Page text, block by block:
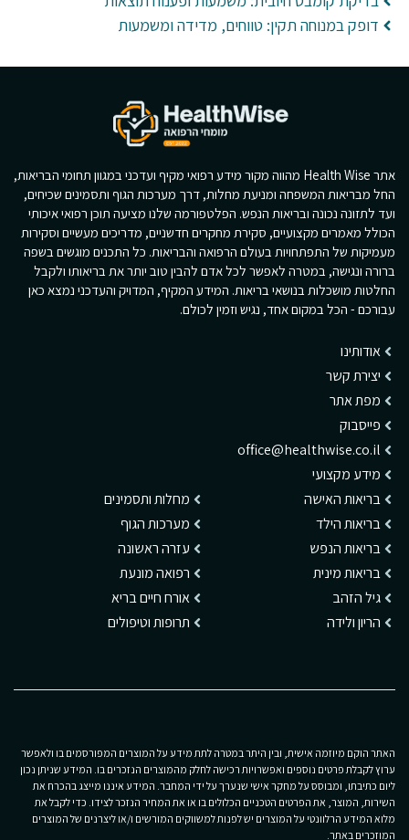
דופק במנוחה תקין: טווחים, מדידה ומשמעות
אתר Health Wise מהווה מקור מידע רפואי מקיף ועדכני במגוון תחומי הבריאות,
החל מבריאות המשפחה ומניעת מחלות, דרך מערכות הגוף ותסמינים שכיחים,
ועד לתזונה נכונה ובריאות הנפש. הפלטפורמה שלנו מציעה תוכן רפואי איכותי
הכולל מאמרים מקצועיים, סקירת מחקרים חדשניים, מדריכים מעשיים וסקירות
מעמיקות של התפתחויות בעולם הרפואה והבריאות. כל התכנים מוגשים בשפה
ברורה ונגישה, במטרה לאפשר לכל אדם להבין טוב יותר את בריאותו ולקבל
החלטות מושכלות בנושאי בריאות. המידע המקיף, המדויק והעדכני נמצא כאן
עבורכם - הכל במקום אחד, נגיש וזמין לכולם.
אודותינו
יצירת קשר
מפת אתר
פייסבוק
office@healthwise.co.il
מידע מקצועי
בריאות האישה
בריאות הילד
בריאות הנפש
בריאות מינית
גיל הזהב
הריון ולידה
מחלות ותסמינים
מערכות הגוף
עזרה ראשונה
רפואה מונעת
אורח חיים בריא
תרופות וטיפולים
האתר הוקם מיוזמה אישית, ובין היתר במטרה לתת מידע על המוצרים המפורסמים בו ולאפשר
ערוץ לקבלת פרטים נוספים ואפשרויות רכישה לחלק מהמוצרים הנזכרים בו. המידע שניתן נכון
ליום כתיבתו, ומבוסס על מחקר אישי שנערך על ידי המחבר. המידע איננו מייצג בהכרח את
השירות, המוצר, את הפרטים הטכניים הכלולים בו או את המחיר הנזכר לצידו. כדי לקבל את
מלוא המידע הרלוונטי על המוצרים יש לפנות למשווקים המורשים ו/או ליצרנים של המוצרים
המוזכרים באתר.